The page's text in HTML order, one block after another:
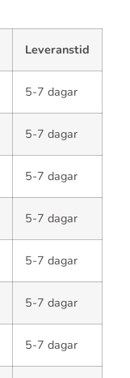
Leveranstid
5-7 dagar
5-7 dagar
5-7 dagar
5-7 dagar
5-7 dagar
5-7 dagar
5-7 dagar